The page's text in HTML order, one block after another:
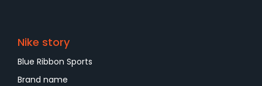
Nike story
Blue Ribbon Sports
Brand name